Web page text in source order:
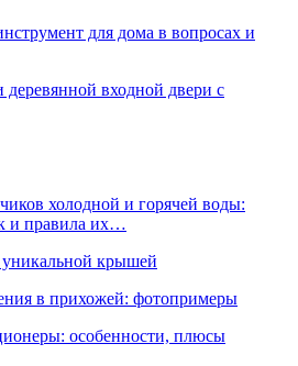
для дома в вопросах и
деревянной входной двери с
холодной и горячей воды:
и правила их…
крышей
в прихожей: фотопримеры
особенности, плюсы